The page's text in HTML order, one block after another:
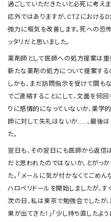
過ごしていただきたいと必死に考え
応外ではありますが、CTZにおける
強力に嘔気を改善します。死への恐
ッタリだと思いました。
薬剤師として医師への処方提案は
新たな薬剤の処方について提案する
しかも、まだ訪問指示を受けて間も
でご連絡することにして、文面を何
りに感情的になっていないか、薬学
師に対して失礼はないか……、最後は
た。
翌日も、その翌日にも医師から返信
だと思われたのではないか、とがっ
た。「メールに気が付かなくてごめん
ハロペリドールを開始しましたが、
次の日、私は東京で勉強会でしたが
果が出てきた！」「少し持ち直したよ